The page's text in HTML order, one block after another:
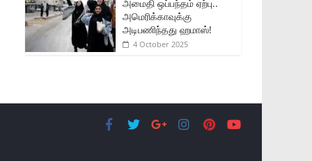
அமைதி ஒப்பந்தம் ஏற்பு..
அமெரிக்காவுக்கு
அடிபணிந்தது ஹமாஸ்!
4 October 2025